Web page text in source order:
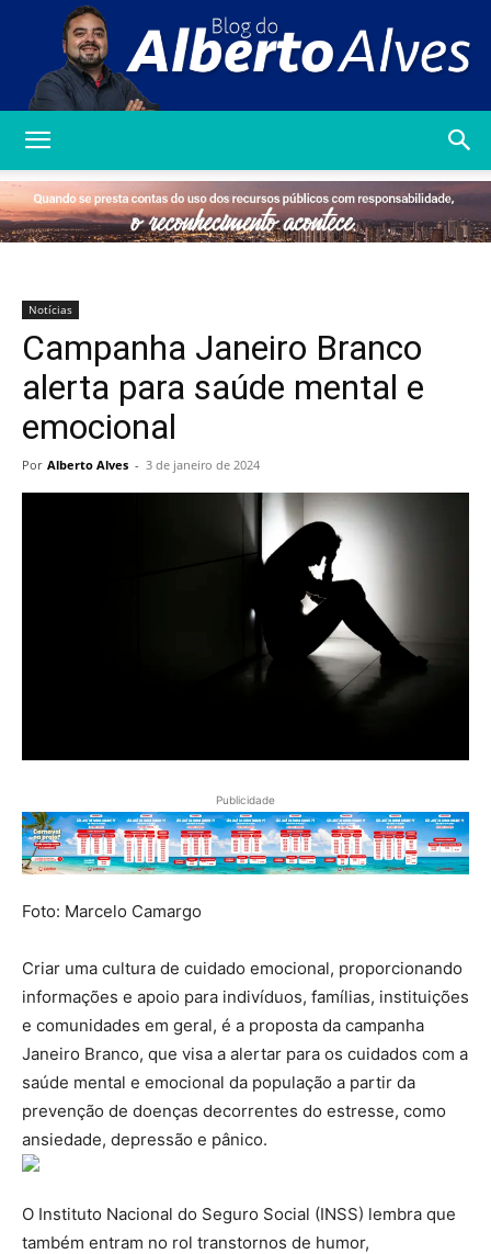
Alberto
Notícias
Campanha Janeiro Branco
alerta para saúde mental e
emocional
Por Alberto Alves - 3 de janeiro de 2024
Publicidade
Foto: Marcelo Camargo
Criar uma cultura de cuidado emocional, proporcionando
informações e apoio para indivíduos, famílias, instituições
e comunidades em geral, é a proposta da campanha
Janeiro Branco, que visa a alertar para os cuidados com a
saúde mental e emocional da população a partir da
prevenção de doenças decorrentes do estresse, como
ansiedade, depressão e pânico.
O Instituto Nacional do Seguro Social (INSS) lembra que
também entram no rol transtornos de humor,